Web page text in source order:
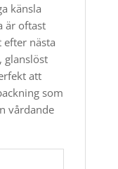
känsla
är oftast
nästa
glanslöst
att
som
vårdande